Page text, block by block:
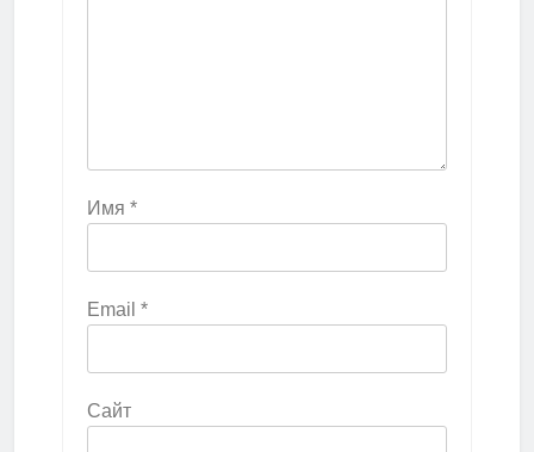
Имя *
Email *
Сайт